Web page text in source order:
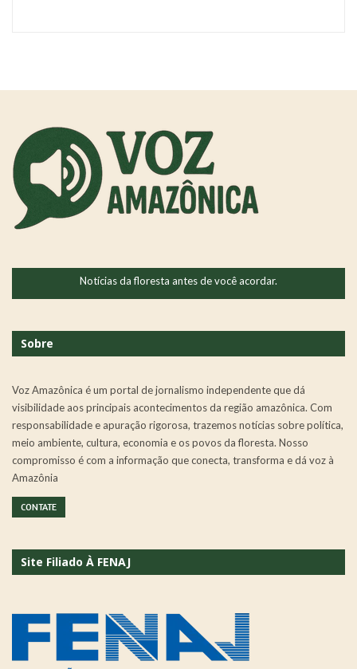
Notícias da floresta antes de você acordar.
Sobre
Voz Amazônica é um portal de jornalismo independente que dá
visibilidade aos principais acontecimentos da região amazônica. Com
responsabilidade e apuração rigorosa, trazemos notícias sobre política,
meio ambiente, cultura, economia e os povos da floresta. Nosso
compromisso é com a informação que conecta, transforma e dá voz à
Amazônia
CONTATE
Site Filiado À FENAJ